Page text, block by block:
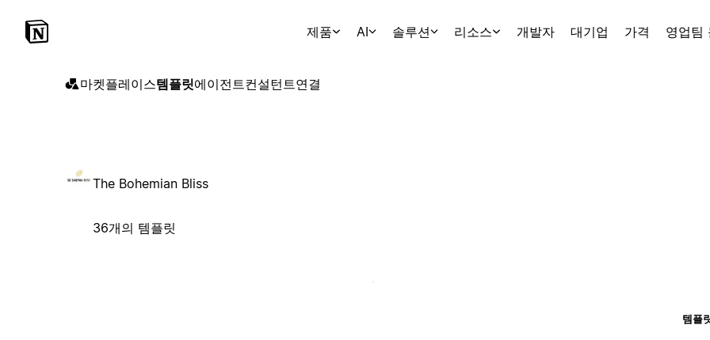
제품 AI 솔루션 리소스 개발자 대기업 가격 영업팀
마켓플레이스템플릿에이전트컨설턴트연결
The Bohemian Bliss
36개의 템플릿
템플